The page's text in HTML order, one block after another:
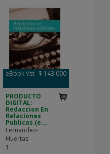
eBook Vst $ 143.000
PRODUCTO
DIGITAL:
Redaccion En
Relaciones
Publicas (e...
Fernandez-
Huertas
1